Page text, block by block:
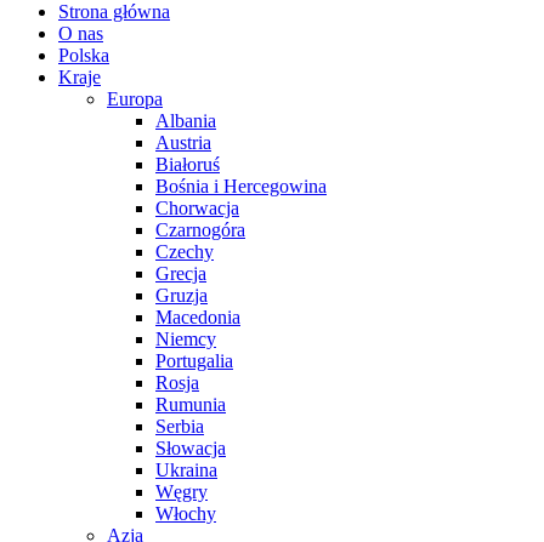
Strona główna
O nas
Polska
Kraje
Europa
Albania
Austria
Białoruś
Bośnia i Hercegowina
Chorwacja
Czarnogóra
Czechy
Grecja
Gruzja
Macedonia
Niemcy
Portugalia
Rosja
Rumunia
Serbia
Słowacja
Ukraina
Węgry
Włochy
Azja